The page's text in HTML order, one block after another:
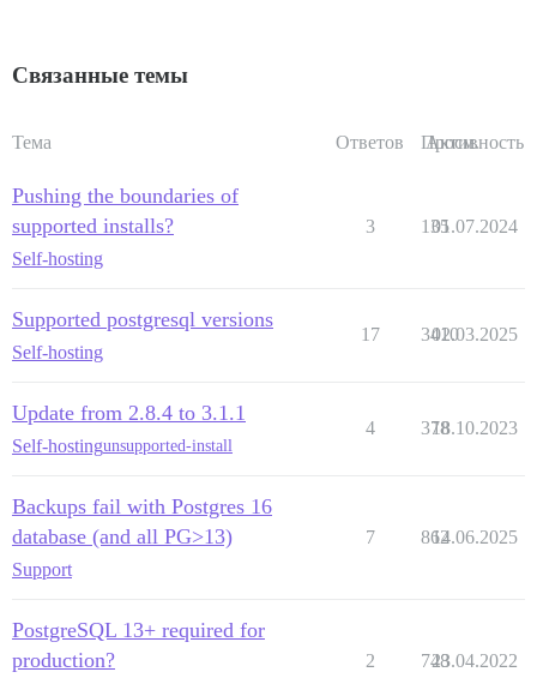
Связанные темы
Тема Ответов Просм.
Активность
Pushing the boundaries of
supported installs?
Self-hosting
3 135
01.07.2024
Supported postgresql versions
Self-hosting
17 3410
02.03.2025
Update from 2.8.4 to 3.1.1
Self-hostingunsupported-install
4 378
18.10.2023
Backups fail with Postgres 16
database (and all PG>13)
Support
7 862
14.06.2025
PostgreSQL 13+ required for
production?
2 748
23.04.2022